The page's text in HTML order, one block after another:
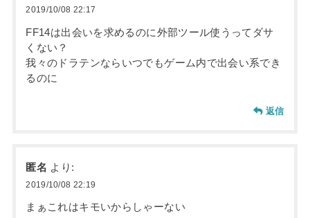
2019/10/08 22:17
FF14は出会いを求めるのに外部ツール使うってダサ
くない？
我々のドラテンならいつでもゲーム内で出会い系でき
るのに
返信
匿名 より:
2019/10/08 22:19
まぁこれはキモいからしゃーない